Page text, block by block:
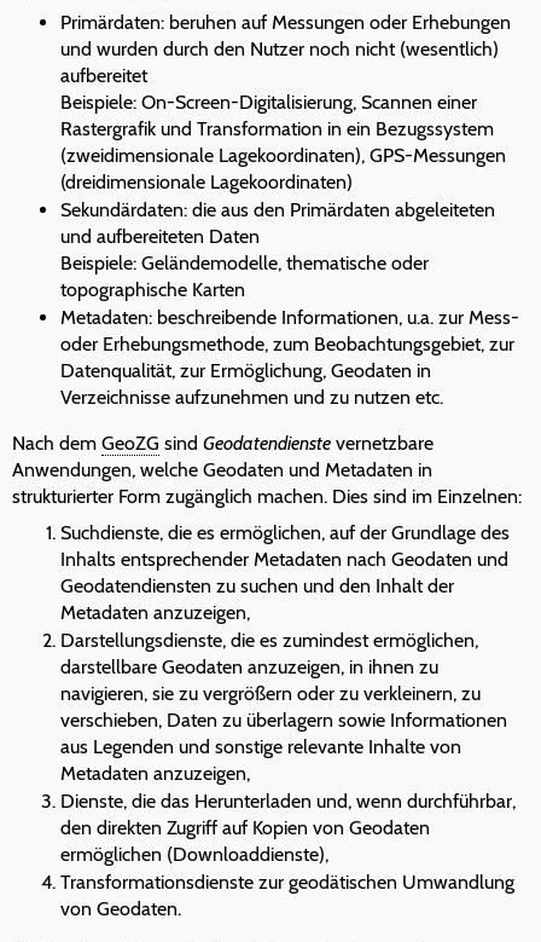
Primärdaten: beruhen auf Messungen oder Erhebungen
und wurden durch den Nutzer noch nicht (wesentlich)
aufbereitet
Beispiele: On-Screen-Digitalisierung, Scannen einer
Rastergrafik und Transformation in ein Bezugssystem
(zweidimensionale Lagekoordinaten), GPS-Messungen
(dreidimensionale Lagekoordinaten)
Sekundärdaten: die aus den Primärdaten abgeleiteten
und aufbereiteten Daten
Beispiele: Geländemodelle, thematische oder
topographische Karten
Metadaten: beschreibende Informationen, u.a. zur Mess-
oder Erhebungsmethode, zum Beobachtungsgebiet, zur
Datenqualität, zur Ermöglichung, Geodaten in
Verzeichnisse aufzunehmen und zu nutzen etc.
Nach dem GeoZG sind Geodatendienste vernetzbare
Anwendungen, welche Geodaten und Metadaten in
strukturierter Form zugänglich machen. Dies sind im Einzelnen:
Suchdienste, die es ermöglichen, auf der Grundlage des
Inhalts entsprechender Metadaten nach Geodaten und
Geodatendiensten zu suchen und den Inhalt der
Metadaten anzuzeigen,
Darstellungsdienste, die es zumindest ermöglichen,
darstellbare Geodaten anzuzeigen, in ihnen zu
navigieren, sie zu vergrößern oder zu verkleinern, zu
verschieben, Daten zu überlagern sowie Informationen
aus Legenden und sonstige relevante Inhalte von
Metadaten anzuzeigen,
Dienste, die das Herunterladen und, wenn durchführbar,
den direkten Zugriff auf Kopien von Geodaten
ermöglichen (Downloaddienste),
Transformationsdienste zur geodätischen Umwandlung
von Geodaten.